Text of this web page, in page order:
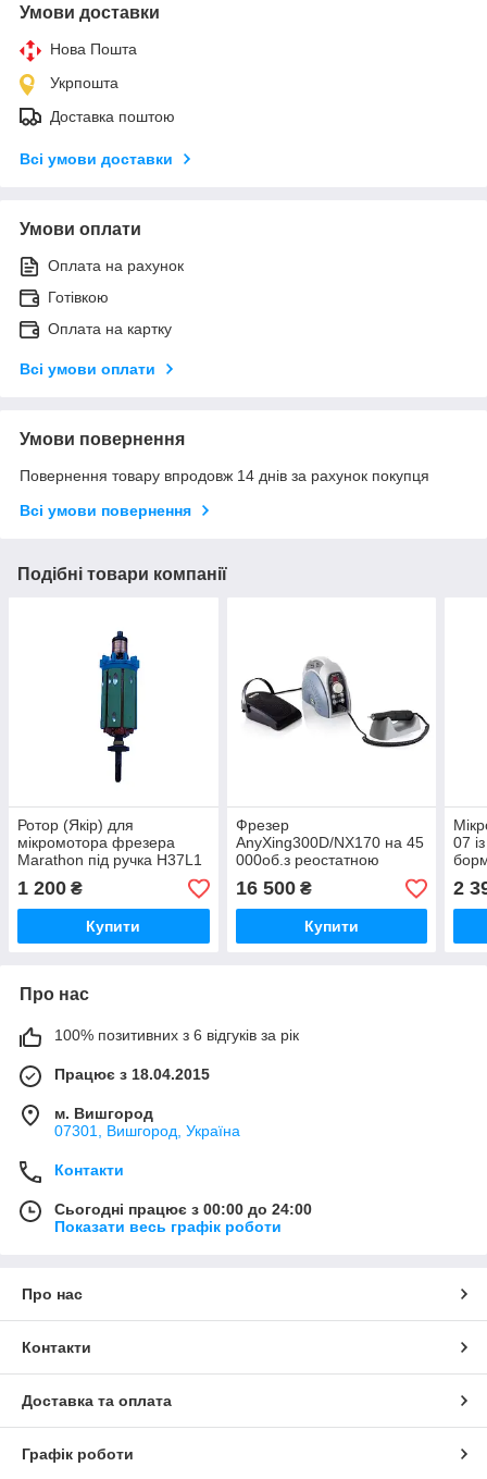
Умови доставки
Нова Пошта
Укрпошта
Доставка поштою
Всі умови доставки
Умови оплати
Оплата на рахунок
Готівкою
Оплата на картку
Всі умови оплати
Умови повернення
Повернення товару впродовж 14 днів за рахунок покупця
Всі умови повернення
Подібні товари компанії
Ротор (Якір) для
мікромотора фрезера
Marathon під ручка H37L1
35 000об та SН37LN
40.000об. Південна Корея.
1 200 ₴
Купити
Фрезер
AnyXing300D/NX170 на 45
000об.з реостатною
педаллю для манікюру та
педикюру (Оригінал).
Південна Корея.
16 500₴
Купити
07
2
Про нас
100% позитивних з 6 відгуків за рік
Працює з 18.04.2015
м. Вишгород
07301, Вишгород, Україна
Контакти
Сьогодні працює з 00:00 до 24:00
Показати весь графік роботи
Про нас
Контакти
Доставка та оплата
Графік роботи